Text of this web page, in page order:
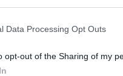
Data Processing Opt Outs
opt-out of the Sharing of my